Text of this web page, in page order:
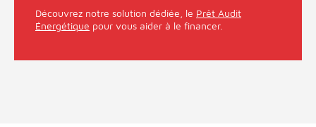
Découvrez notre solution dédiée, le Prêt Audit
Énergétique pour vous aider à le financer.